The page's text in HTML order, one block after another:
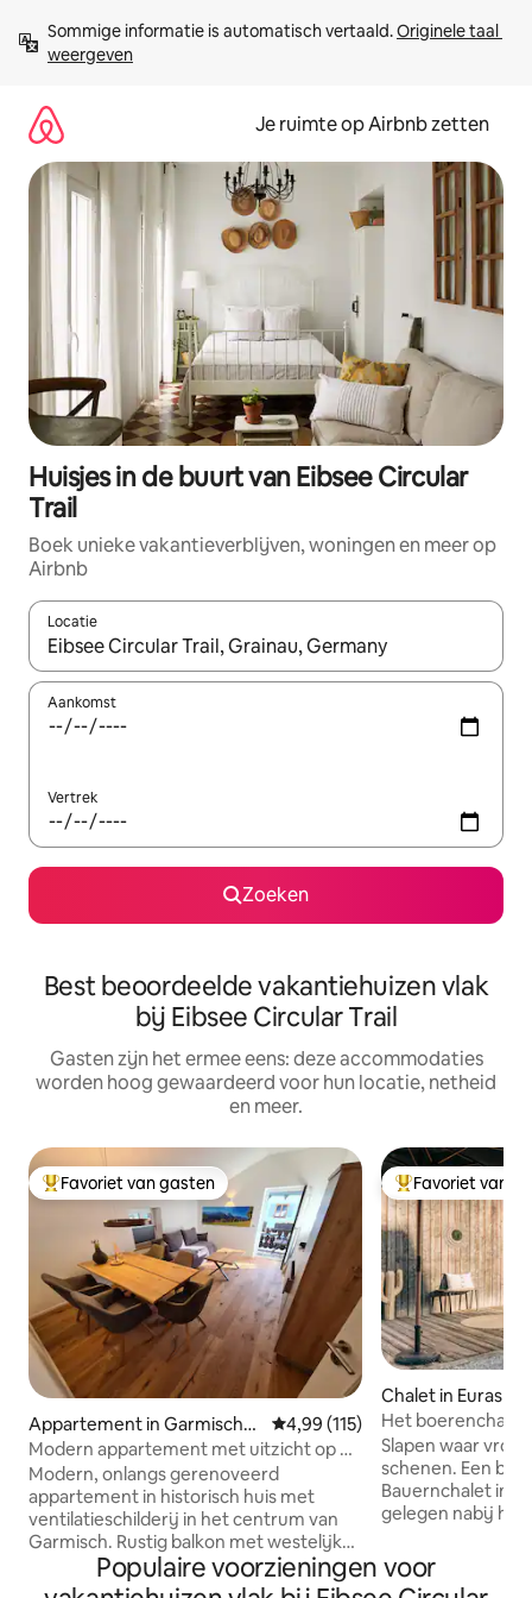
direct
naar
Sommige informatie is automatisch vertaald. Originele taal
weergeven
Je ruimte op Airbnb zetten
Huisjes in de buurt van Eibsee Circular
Trail
Boek unieke vakantieverblijven, woningen en meer op
Airbnb
Locatie
Wanneer er suggesties beschikbaar zijn, maak je een keuze
Aankomst
Vertrek
Zoeken
Best beoordeelde vakantiehuizen vlak
bij Eibsee Circular Trail
Gasten zijn het ermee eens: deze accommodaties
worden hoog gewaardeerd voor hun locatie, netheid
en meer.
Topfavoriet van gasten
Favoriet van gasten
Appartement in Garmisch-P
artenkirchen
Gemiddelde beoordeling van
4,99 (115)
Modern appartement met uitzicht op de
bergen in Garmisch
Modern, onlangs gerenoveerd
appartement in historisch huis met
ventilatieschilderij in het centrum van
Garmisch. Rustig balkon met westelijke
zon en uitzicht op de bergen van
Kramer & Daniel. Deluxe boxspring +
Topfavoriet van
Favoriet van
Chalet in
Het boerenchalet
Slapen waar
schenen. Een boerderij uit 1650. Het
Bauernchalet in
gelegen nabij het
designvakantiehuis. Meer dan
ruimte voor tijd
Populaire voorzieningen voor